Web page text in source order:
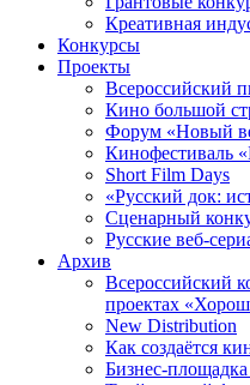
Креативная
Конкурсы
Проекты
Всероссийский
Кино большой
Форум «Новый
Кинофестиваль
Short Film Days
«Русский док:
Сценарный
Русские веб-
Архив
Всероссийский
проектах
New Distribution
Как создаётся
Бизнес-